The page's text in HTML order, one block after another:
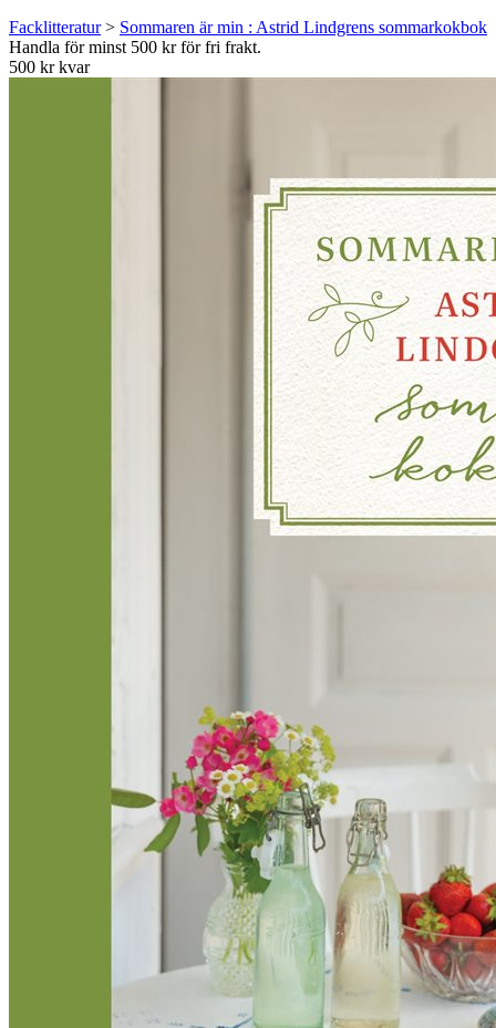
Facklitteratur> Sommaren är min : Astrid Lindgrens sommarkokbok
Handla för minst 500 kr för fri frakt.
500 kr kvar